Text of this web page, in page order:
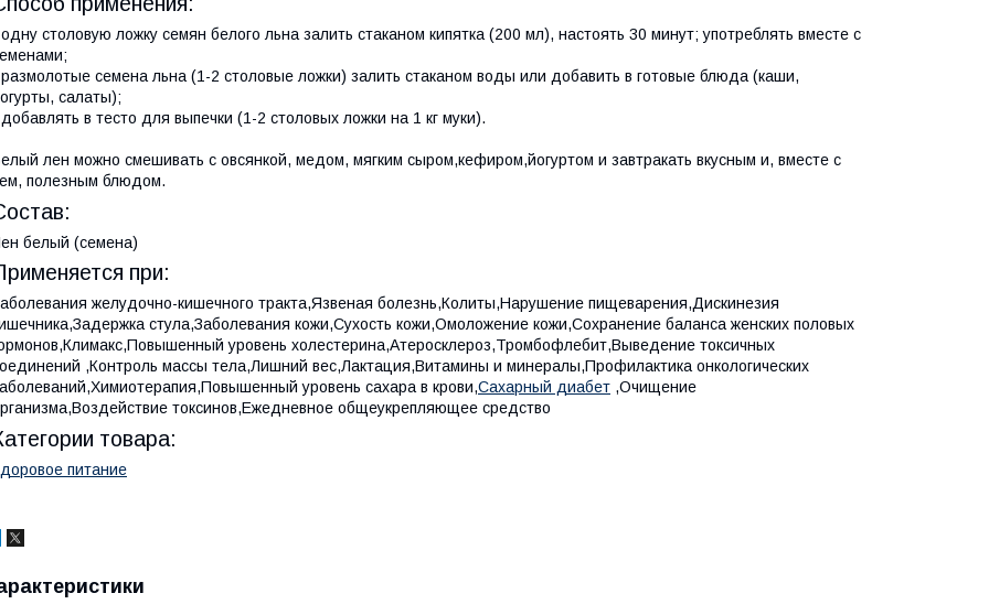
столовую ложку семян белого льна залить стаканом кипятка (200 мл), настоять 30 минут; употреблять вместе с
семена льна (1-2 столовые ложки) залить стаканом воды или добавить в готовые блюда (каши,
салаты);
в тесто для выпечки (1-2 столовых ложки на 1 кг муки).
лен можно смешивать с овсянкой, медом, мягким сыром,кефиром,йогуртом и завтракать вкусным и, вместе с
полезным блюдом.
белый (семена)
при:
желудочно-кишечного тракта,Язвеная болезнь,Колиты,Нарушение пищеварения,Дискинезия
стула,Заболевания кожи,Сухость кожи,Омоложение кожи,Сохранение баланса женских половых
уровень холестерина,Атеросклероз,Тромбофлебит,Выведение токсичных
,Контроль массы тела,Лишний вес,Лактация,Витамины и минералы,Профилактика онкологических
уровень сахара в крови,Сахарный диабет ,Очищение
токсинов,Ежедневное общеукрепляющее средство
товара:
питание